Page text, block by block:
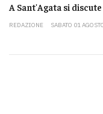
A Sant'Agata si
REDAZIONE SABATO 01